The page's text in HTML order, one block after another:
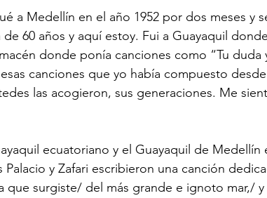
60 años y aquí estoy. Fui a Guayaquil
donde ponía canciones como “Tu duda
canciones que yo había compuesto
las acogieron, sus generaciones. Me
y Zafari escribieron una canción
que surgiste/ del más grande e ignoto mar,/ y